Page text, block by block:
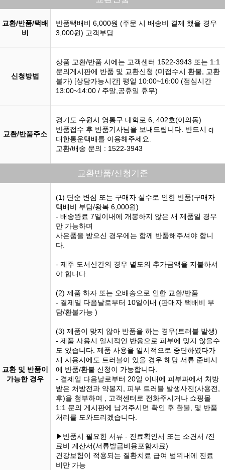
교환/반품/택배
비
반품택배비 6,000원 (주문 시 배송비 결제 했을 경우
3,000원) 고객부담
신청방법
상품 교환/반품 시에는 고객센터 1522-3943 또는 1:1
문의게시판에 반품 및 교환신청 (미접수시 환불, 교환
불가) [상담가능시간] 평일 10:00~16:00 (점심시간
13:00~14:00 / 주말,공휴일 휴무)
교환/반품주소
경기도 수원시 영통구 대학로 6, 402호(이의동)
반품접수 후 반품기사님을 보내드립니다. 반드시 cj
대한통운택배를 이용해주세요.
교환/배송 문의 : 1522-3943
교환반품/신청기준
교환 및 반품이
가능한 경우
(1) 단순 변심 또는 구매자 실수로 인한 반품(구매자
택배비 부담/왕복 6,000원)
- 배송완료 7일이내에 개봉하지 않은 새 제품일 경우
만 가능하며
사은품을 받으신 경우에는 함께 반품해주셔야 합니
다.
- 제주 도서산간의 경우 별도의 추가금액을 지불하셔
야 합니다.
(2) 제품 하자 또는 오배송으로 인한 교환/반품
- 결제일 다음날로부터 10일이내 (판매자 택배비 부
담/환불가능 )
(3) 제품이 맞지 않아 반품을 하는 경우(트러블 발생)
- 제품 사용시 일시적인 반응으로 피부에 맞지 않을수
도 있습니다. 제품 사용을 일시적으로 중단하였다가
재 사용시에도 트러블이 있을 경우 해당 서류 준비시
에 반품/환불 신청이 가능합니다.
- 결제일 다음날로부터 20일 이내에 피부과에서 처방
받은 처방전과 약봉지, 피부 트러블 발생사진(사용전,
후)을 첨부하여 , 고객센터로 전화주시거나 쇼핑몰
1:1 문의 게시판에 남겨주시면 확인 후 환불, 및 반품
처리를 도와드리겠습니다.
▶반품시 필요한 서류 - 진료확인서 또는 소견서 /진
료비 계산서(서류발급비용포함자료)
건강보험이 적용되는 질환치료 급여 범위내에 진료
비만 가능